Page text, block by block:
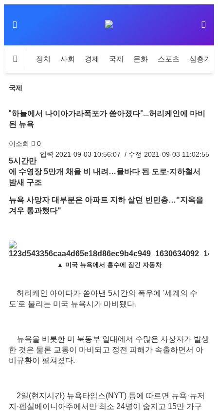
정치 사회 경제 국제 문화 스포츠 심층기획
국제
"하늘에서 나이아가라폭포가 쏟아졌다"…허리케인에 마비
된 뉴욕
이소희
0
입력 2021-09-03 10:56:07 / 수정 2021-09-03 11:02:55
5시간만
에 수영장 5만개 채울 비 내려…물바다 된 도로·지하철서
밤새 구조
뉴욕 사망자 대부분은 아파트 지하 살던 빈민층…"지옥을
겨우 통과했다"
▲ 미국 뉴욕에서 홍수에 잠긴 자동차
허리케인 아이다가 쏟아낸 5시간의 폭우에 '세계의 수
도'로 불리는 미국 뉴욕시가 마비됐다.
뉴욕을 비롯한 미 북동부 일대에서 수많은 사상자가 발생
한 것은 물론 교통이 마비되고 정전 피해가 속출하면서 아
비규환이 펼쳐졌다.
2일(현지시간) 뉴욕타임스(NYT) 등에 따르면 뉴욕·뉴저
지·펜실베이니아주에서만 최소 24명이 숨지고 15만 가구